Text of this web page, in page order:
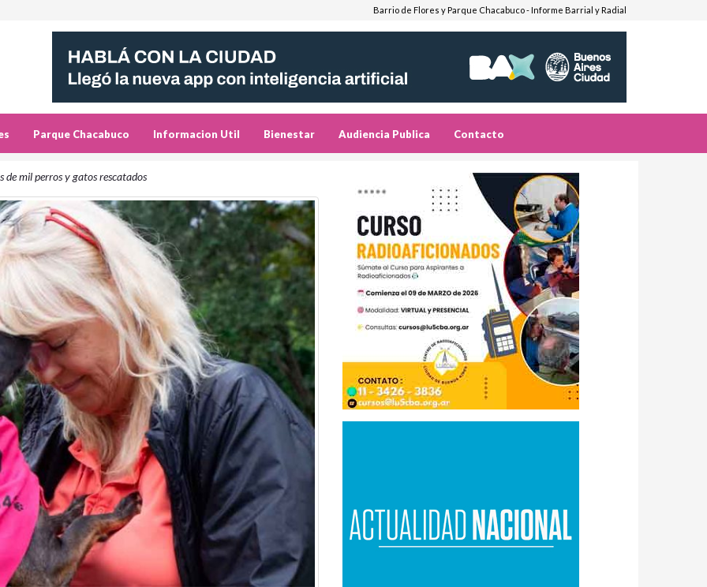
Barrio de Flores y Parque Chacabuco - Informe Barrial y Radial
Parque Chacabuco Informacion Util Bienestar Audiencia Publica Contacto
de mil perros y gatos rescatados